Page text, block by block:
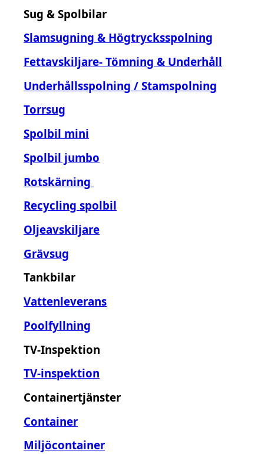
Sug & Spolbilar
Slamsugning & Högtrycksspolning
Fettavskiljare- Tömning & Underhåll
Underhållsspolning / Stamspolning
Torrsug
Spolbil mini
Spolbil jumbo
Rotskärning
Recycling spolbil
Oljeavskiljare
Grävsug
Tankbilar
Vattenleverans
Poolfyllning
TV-Inspektion
TV-inspektion
Containertjänster
Container
Miljöcontainer